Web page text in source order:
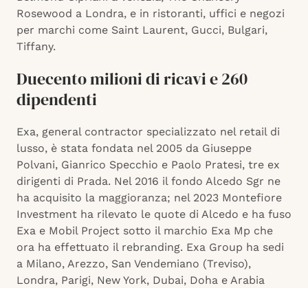
Rosewood a Londra, e in ristoranti, uffici e negozi
per marchi come Saint Laurent, Gucci, Bulgari,
Tiffany.
Duecento milioni di ricavi e 260
dipendenti
Exa, general contractor specializzato nel retail di
lusso, è stata fondata nel 2005 da Giuseppe
Polvani, Gianrico Specchio e Paolo Pratesi, tre ex
dirigenti di Prada. Nel 2016 il fondo Alcedo Sgr ne
ha acquisito la maggioranza; nel 2023 Montefiore
Investment ha rilevato le quote di Alcedo e ha fuso
Exa e Mobil Project sotto il marchio Exa Mp che
ora ha effettuato il rebranding. Exa Group ha sedi
a Milano, Arezzo, San Vendemiano (Treviso),
Londra, Parigi, New York, Dubai, Doha e Arabia